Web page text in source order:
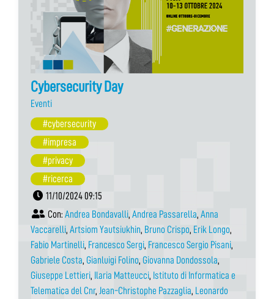
Cybersecurity Day
Eventi
#cybersecurity
#impresa
#privacy
#ricerca
11/10/2024 09:15
Con: Andrea Bondavalli, Andrea Passarella, Anna
Vaccarelli, Artsiom Yautsiukhin, Bruno Crispo, Erik Longo,
Fabio Martinelli, Francesco Sergi, Francesco Sergio Pisani,
Gabriele Costa, Gianluigi Folino, Giovanna Dondossola,
Giuseppe Lettieri, Ilaria Matteucci, Istituto di Informatica e
Telematica del Cnr, Jean-Christophe Pazzaglia, Leonardo